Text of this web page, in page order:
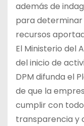
además de
para determinar
recursos
El Ministerio del
del inicio de
DPM difunda el
de que la
cumplir con
transparencia y